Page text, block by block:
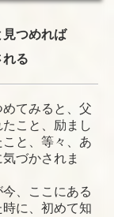
つめれば
る
めてみると、父
こと、励まし
と、等々、あ
づかされま
、ここにある
時に、初めて知